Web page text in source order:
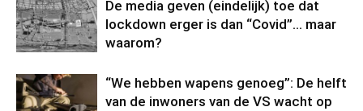
De media geven (eindelijk) toe dat
lockdown erger is dan “Covid”… maar
waarom?
“We hebben wapens genoeg”: De helft
van de inwoners van de VS wacht op